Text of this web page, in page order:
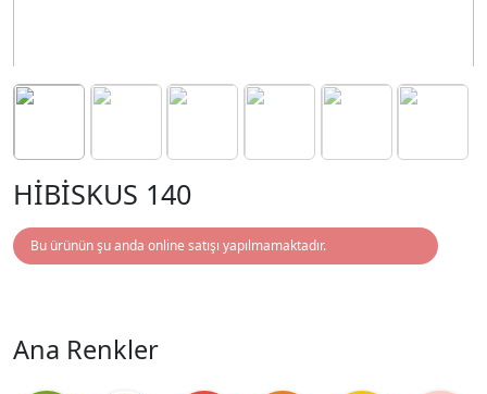
HİBİSKUS 140
Bu ürünün şu anda online satışı yapılmamaktadır.
Ana Renkler